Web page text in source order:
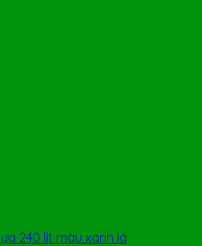
240 lít màu xanh lá